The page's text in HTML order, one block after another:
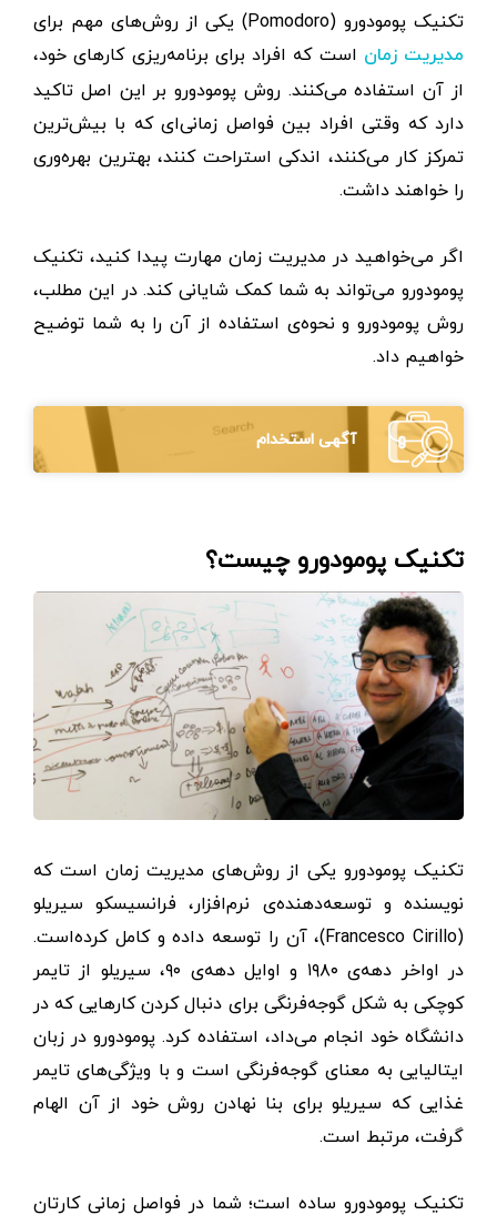
تکنیک پومودورو (Pomodoro) یکی از روش‌های مهم برای
مدیریت زمان است که افراد برای برنامه‌ریزی کارهای خود،
از آن استفاده می‌کنند. روش پومودورو بر این اصل تاکید
دارد که وقتی افراد بین فواصل زمانی‌ای که با بیش‌ترین
تمرکز کار می‌کنند، اندکی استراحت کنند، بهترین بهره‌وری
را خواهند داشت.
اگر می‌خواهید در مدیریت زمان مهارت پیدا کنید، تکنیک
پومودورو می‌تواند به شما کمک شایانی کند. در این مطلب،
روش پومودورو و نحوه‌ی استفاده از آن را به شما توضیح
خواهیم داد.
آگهی استخدام
تکنیک پومودورو چیست؟
تکنیک پومودورو یکی از روش‌های مدیریت زمان است که
نویسنده و توسعه‌دهنده‌ی نرم‌افزار، فرانسیسکو سیریلو
(Francesco Cirillo)، آن را توسعه داده و کامل کرده‌است.
در اواخر دهه‌ی ۱۹۸۰ و اوایل دهه‌ی ۹۰، سیریلو از تایمر
کوچکی به شکل گوجه‌فرنگی برای دنبال‌ کردن کارهایی که در
دانشگاه خود انجام می‌داد، استفاده کرد. پومودورو در زبان
ایتالیایی به معنای گوجه‌فرنگی است و با ویژگی‌های تایمر
غذایی که سیریلو برای بنا نهادن روش خود از آن الهام
گرفت، مرتبط است.
تکنیک پومودورو ساده است؛ شما در فواصل زمانی کارتان